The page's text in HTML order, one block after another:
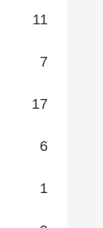
11
7
17
6
1